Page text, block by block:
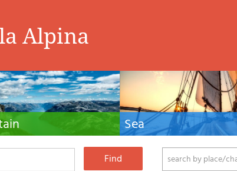
Alpina
hiking guides, technical manuals
winter mountaineering.
and filmography
Sea
Nautical manuals, nautical
and literature for sailboat and motor
search by place/